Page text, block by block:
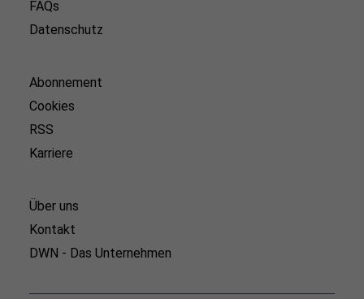
FAQs
Datenschutz
Abonnement
Cookies
RSS
Karriere
Über uns
Kontakt
DWN - Das Unternehmen